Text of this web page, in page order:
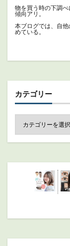
物を買う時の下調
傾向アリ。
本ブログでは、自
めている。
カテゴリー